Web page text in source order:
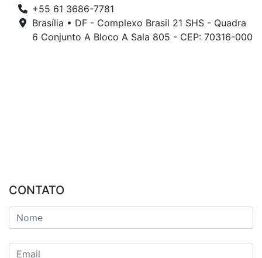
+55 61 3686-7781
Brasília • DF - Complexo Brasil 21 SHS - Quadra
6 Conjunto A Bloco A Sala 805 - CEP: 70316-000
CONTATO